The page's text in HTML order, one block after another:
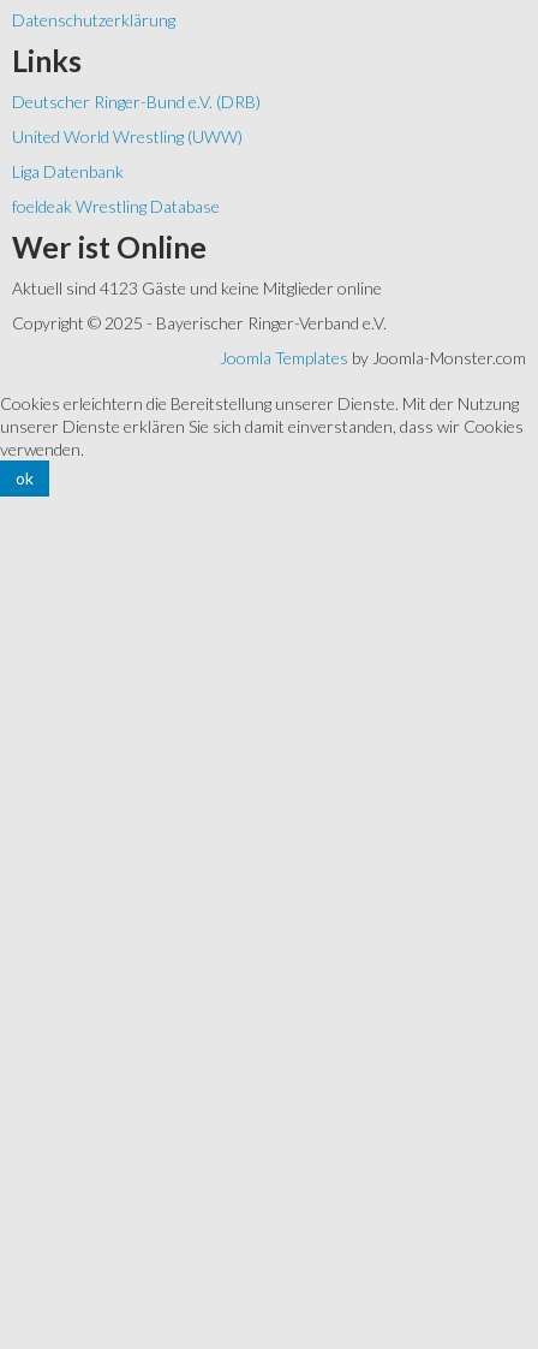
Datenschutzerklärung
Links
Deutscher Ringer-Bund e.V. (DRB)
United World Wrestling (UWW)
Liga Datenbank
foeldeak Wrestling Database
Wer ist Online
Aktuell sind 4123 Gäste und keine Mitglieder online
Copyright © 2025 - Bayerischer Ringer-Verband e.V.
Joomla Templates by Joomla-Monster.com
Cookies erleichtern die Bereitstellung unserer Dienste. Mit der Nutzung
unserer Dienste erklären Sie sich damit einverstanden, dass wir Cookies
verwenden.
ok